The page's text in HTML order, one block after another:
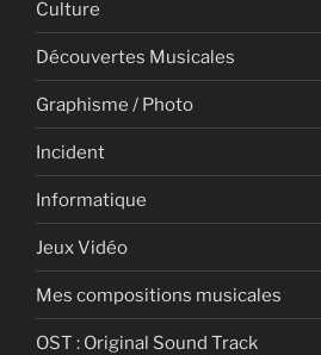
Culture
Découvertes Musicales
Graphisme / Photo
Incident
Informatique
Jeux Vidéo
Mes compositions musicales
OST : Original Sound Track